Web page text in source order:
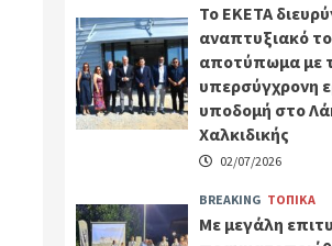
Το ΕΚΕΤΑ
αναπτυξιακό
αποτύπωμα με
υπερσύγχρονη
υποδομή στο
Χαλκιδικής
02/07/2026
BREAKING ΤΟΠΙΚΑ
Με μεγάλη